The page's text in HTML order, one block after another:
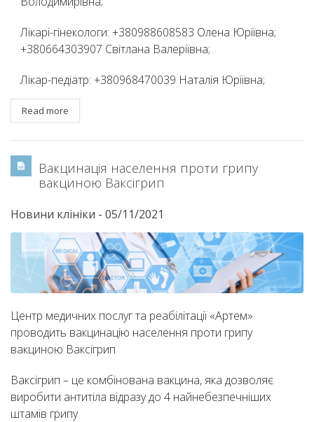
Лікарі-гінекологи: +380988608583 Олена Юріївна;
+380664303907 Світлана Валеріївна;
Лікар-педіатр: +380968470039 Наталія Юріївна;
Read more
Вакцинація населення проти грипу
вакциною Ваксігрип
Новини клініки - 05/11/2021
Центр медичних послуг та реабілітації «Артем»
проводить вакцинацію населення проти грипу
вакциною Ваксігрип
Ваксігрип – це комбінована вакцина, яка дозволяє
виробити антитіла відразу до 4 найнебезпечніших
штамів грипу